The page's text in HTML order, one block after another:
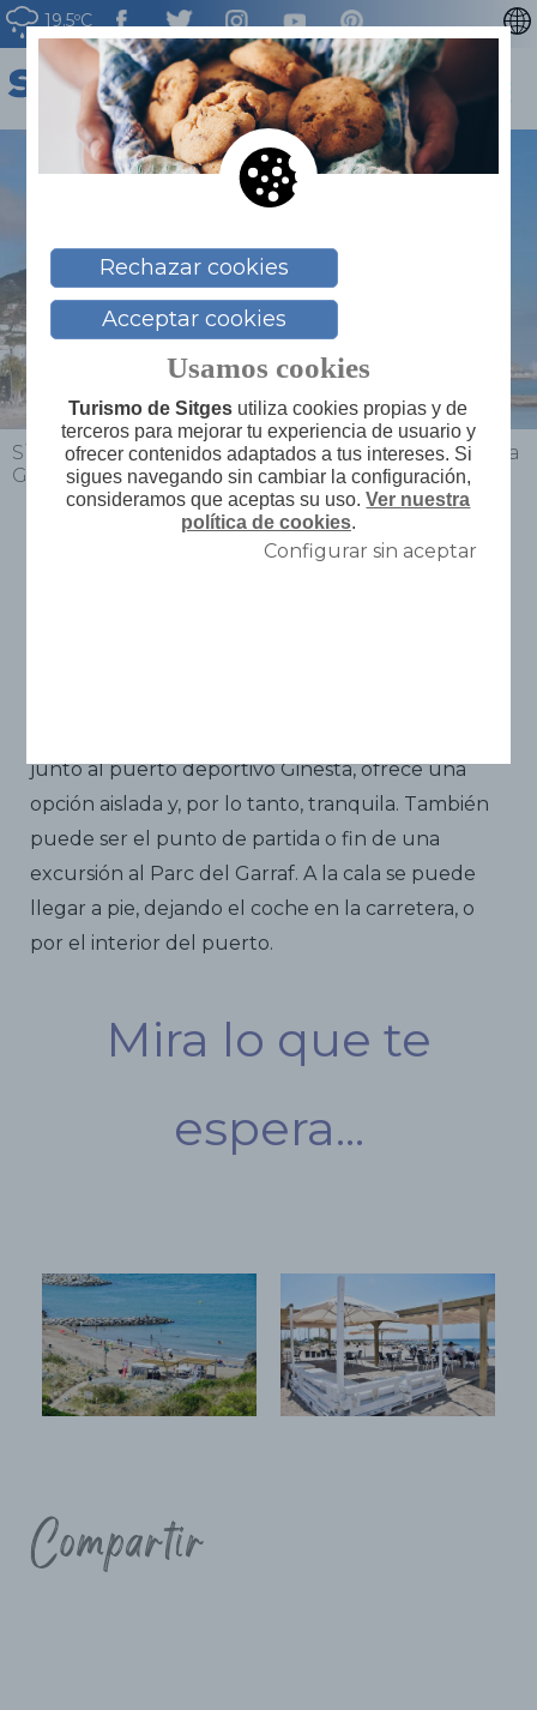
19.5ºC
CATALÀ
ENGLISH
FRANÇAIS
Sitges > Planifica tu viaje > Mapa de servicios >
Cala
Ginesta
Cala Ginesta
junto al puerto deportivo Ginesta, ofrece una
opción aislada y, por lo tanto, tranquila. También
puede ser el punto de partida o fin de una
excursión al Parc del Garraf. A la cala se puede
llegar a pie, dejando el coche en la carretera, o
por el interior del puerto.
Mira lo que te
espera...
Compartir
Rechazar cookies
Acceptar cookies
Usamos cookies
Turismo de Sitges utiliza cookies propias y de
terceros para mejorar tu experiencia de usuario y
ofrecer contenidos adaptados a tus intereses. Si
sigues navegando sin cambiar la configuración,
consideramos que aceptas su uso.Ver nuestra
política de cookies.
Configurar sin aceptar